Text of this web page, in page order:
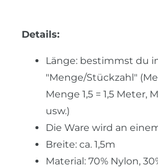
Details:
Länge: bestimmst du
"Menge/Stückzahl"
Menge 1,5 = 1,5 Meter,
usw.)
Die Ware wird an
Breite: ca. 1,5m
Material: 70% Nylon,